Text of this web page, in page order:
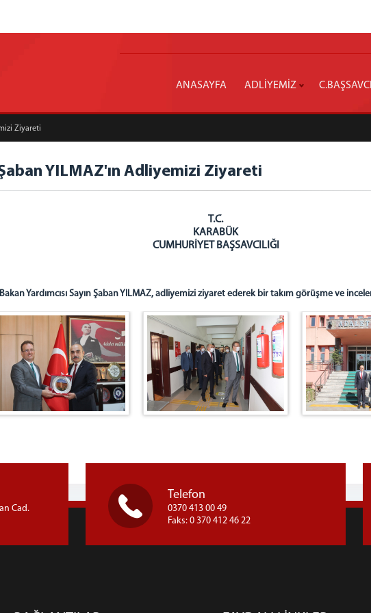
ANASAYFA ADLİYEMİZ
Ziyareti
YILMAZ'ın Adliyemizi Ziyareti
T.C.
KARABÜK
CUMHURİYET BAŞSAVCILIĞI
Yardımcısı Sayın Şaban YILMAZ, adliyemizi ziyaret ederek bir takım görüşme ve
Cad.
Telefon
0370 413 00 49
Faks: 0 370 412 46 22